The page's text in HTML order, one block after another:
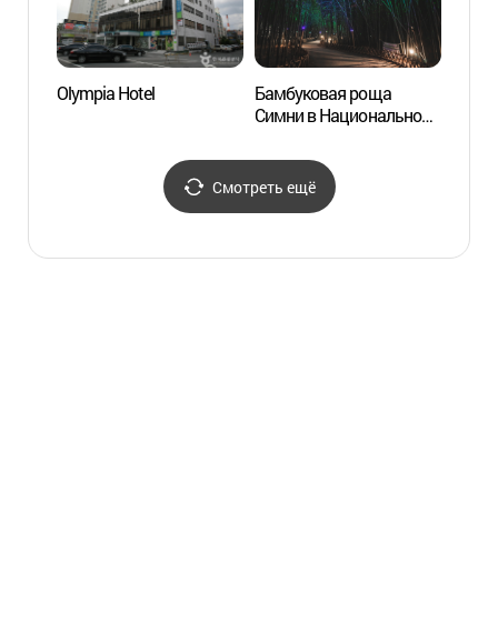
Olympia Hotel
Бамбуковая роща
Симни в Национальном
Ынхасу) (태화강
국가정원 십리대숲
(은하수길))
Смотреть ещё